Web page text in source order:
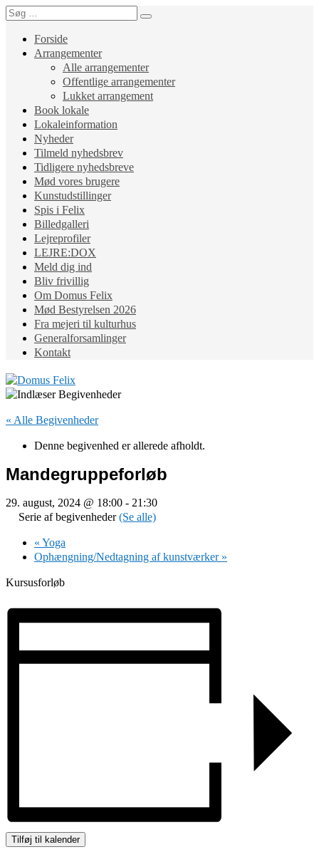
Forside
Arrangementer
Alle arrangementer
Offentlige arrangementer
Lukket arrangement
Book lokale
Lokaleinformation
Nyheder
Tilmeld nyhedsbrev
Tidligere nyhedsbreve
Mød vores brugere
Kunstudstillinger
Spis i Felix
Billedgalleri
Lejreprofiler
LEJRE:DOX
Meld dig ind
Bliv frivillig
Om Domus Felix
Mød Bestyrelsen 2026
Fra mejeri til kulturhus
Generalforsamlinger
Kontakt
« Alle Begivenheder
Denne begivenhed er allerede afholdt.
Mandegruppeforløb
29. august, 2024 @ 18:00 - 21:30
Serie af begivenheder(Se alle)
« Yoga
Ophængning/Nedtagning af kunstværker »
Kursusforløb
Tilføj til kalender